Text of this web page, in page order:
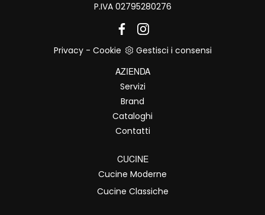
P.IVA 02795280276
Privacy- Cookie
Gestisci i consensi
AZIENDA
Servizi
Brand
Cataloghi
Contatti
CUCINE
Cucine Moderne
Cucine Classiche